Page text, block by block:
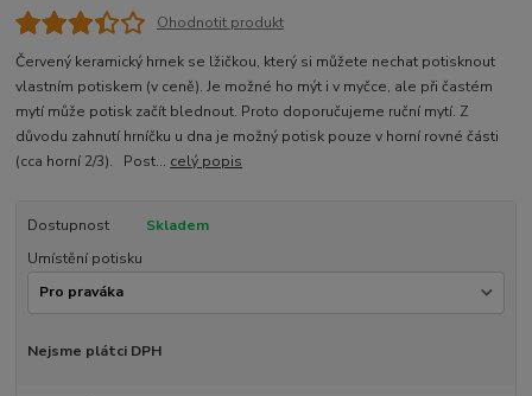
Ohodnotit produkt
Červený keramický hrnek se lžičkou, který si můžete nechat potisknout
vlastním potiskem (v ceně). Je možné ho mýt i v myčce, ale při častém
mytí může potisk začít blednout. Proto doporučujeme ruční mytí. Z
důvodu zahnutí hrníčku u dna je možný potisk pouze v horní rovné části
(cca horní 2/3). Post... celý popis
Dostupnost
Skladem
Umístění potisku
Nejsme plátci DPH